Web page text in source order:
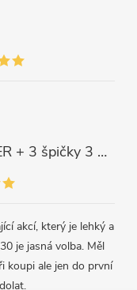
Delphin Prut LYCAN TeleFEEDER + 3 špičky 3 m, 80 g
akcí, který je lehký a
je jasná volba. Měl
koupi ale jen do první